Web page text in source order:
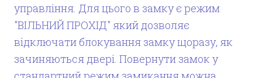
управління. Для цього в замку є режим
"ВІЛЬНИЙ ПРОХІД" який дозволяє
відключати блокування замку щоразу, як
зачиняються двері. Повернути замок у